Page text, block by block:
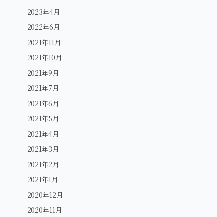
2023年4月
2022年6月
2021年11月
2021年10月
2021年9月
2021年7月
2021年6月
2021年5月
2021年4月
2021年3月
2021年2月
2021年1月
2020年12月
2020年11月